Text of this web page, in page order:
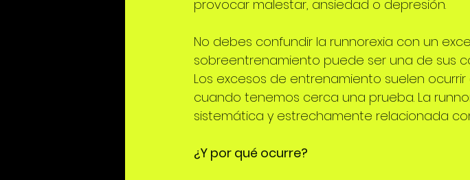
provocar malestar, ansiedad o depresión.
No debes confundir la runnorexia con un
sobreentrenamiento puede ser una de sus
Los excesos de entrenamiento suelen
cuando tenemos cerca una prueba. La
sistemática y estrechamente relacionada
¿Y por qué ocurre?